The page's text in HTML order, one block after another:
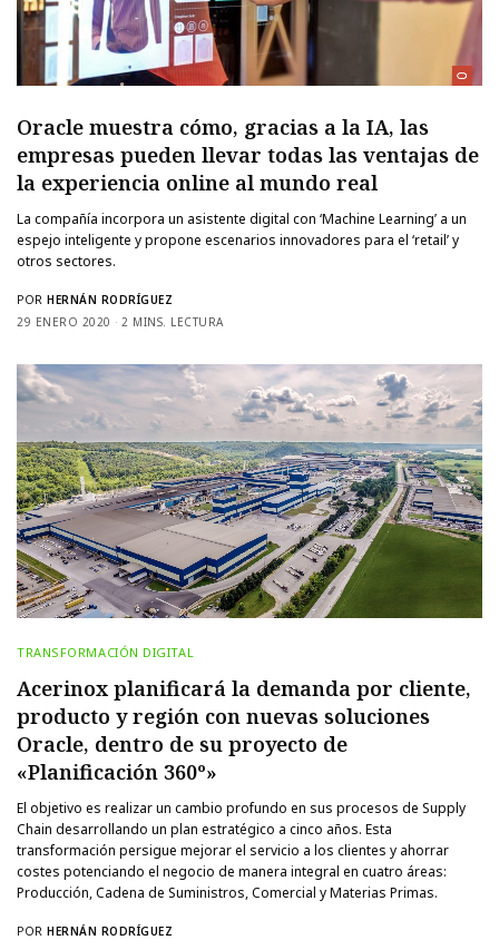
Oracle muestra cómo, gracias a la IA, las
empresas pueden llevar todas las ventajas de
la experiencia online al mundo real
La compañía incorpora un asistente digital con ‘Machine Learning’ a un
espejo inteligente y propone escenarios innovadores para el ‘retail’ y
otros sectores.
POR HERNÁN RODRÍGUEZ
29 ENERO 2020
2 MINS. LECTURA
TRANSFORMACIÓN DIGITAL
Acerinox planificará la demanda por cliente,
producto y región con nuevas soluciones
Oracle, dentro de su proyecto de
«Planificación 360º»
El objetivo es realizar un cambio profundo en sus procesos de Supply
Chain desarrollando un plan estratégico a cinco años. Esta
transformación persigue mejorar el servicio a los clientes y ahorrar
costes potenciando el negocio de manera integral en cuatro áreas:
Producción, Cadena de Suministros, Comercial y Materias Primas.
POR HERNÁN RODRÍGUEZ